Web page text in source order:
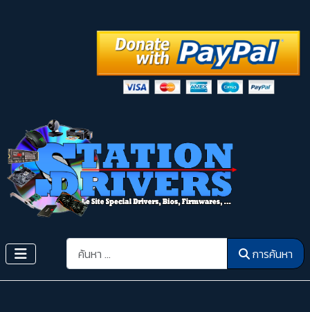
การค้นหา การค้นหา